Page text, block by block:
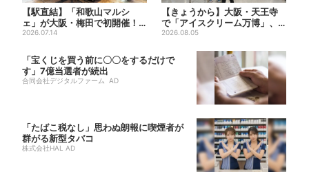
【駅直結】「和歌山マルシ
ェ」が大阪・梅田で初開催！
桃・シャインマスカット・巨
2026.07.14
【きょうから】大阪・天王寺
で「アイスクリーム万博」、
全国34ブランド・100種超...
2026.08.05
「宝くじを買う前に〇〇をするだけで
す」7億当選者が続出
合同会社デジタルファーム AD
「たばこ税なし」思わぬ朗報に喫煙者が
群がる新型タバコ
株式会社HAL AD